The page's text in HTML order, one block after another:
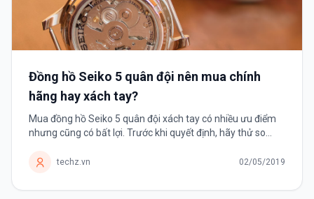
Đồng hồ Seiko 5 quân đội nên mua chính
hãng hay xách tay?
Mua đồng hồ Seiko 5 quân đội xách tay có nhiều ưu điểm
nhưng cũng có bất lợi. Trước khi quyết định, hãy thử so
hãng để tìm ra giải pháp phù hợp với mình.
techz.vn 02/05/2019